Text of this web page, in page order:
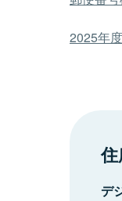
2025年
デ